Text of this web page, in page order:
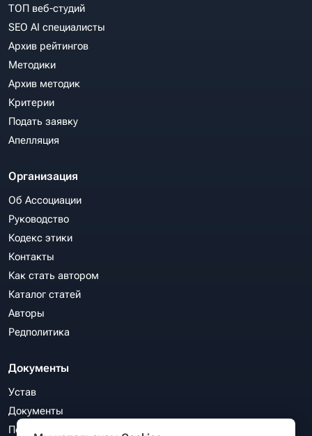
ТОП веб-студий
SEO AI специалисты
Архив рейтингов
Методики
Архив методик
Критерии
Подать заявку
Апелляция
Организация
Об Ассоциации
Руководство
Кодекс этики
Контакты
Как стать автором
Каталог статей
Авторы
Редполитика
Документы
Устав
Документы
Политика конфиденциальности